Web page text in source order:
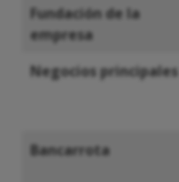
Fundación de la
empresa
Negocios principales
Bancarrota